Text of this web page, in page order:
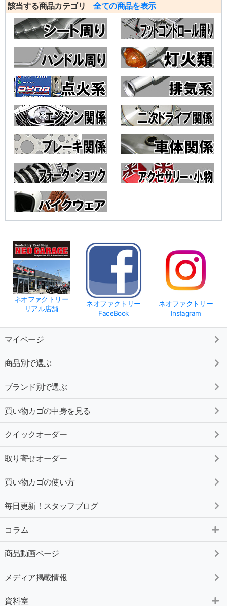
該当する商品カテゴリ全ての商品を表示
ネオファクトリー
リアル店舗
ネオファクトリー
FaceBook
ネオファクトリー
Instagram
マイページ
商品別で選ぶ
ブランド別で選ぶ
買い物カゴの中身を見る
クイックオーダー
取り寄せオーダー
買い物カゴの使い方
毎日更新！スタッフブログ
コラム
商品動画ページ
メディア掲載情報
資料室